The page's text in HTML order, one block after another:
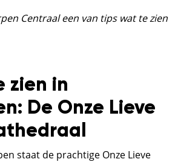
Centraal een van tips wat te zien
zien in
De Onze Lieve
staat de prachtige Onze Lieve